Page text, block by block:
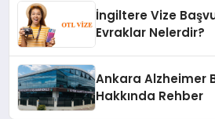
İngiltere Vize
Evraklar Nelerdir?
Ankara Alzheimer
Hakkında Rehber